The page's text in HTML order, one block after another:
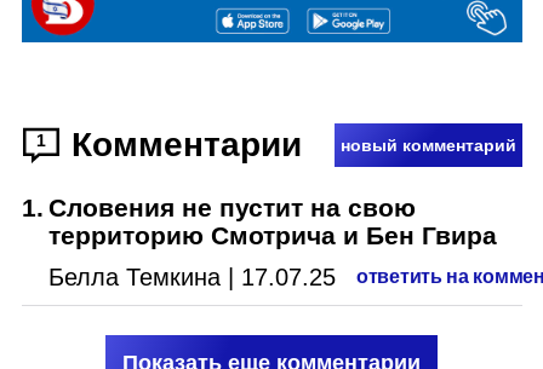
1 Комментарии новый комментарий
1. Словения не пустит на свою
территорию Смотрича и Бен Гвира
Белла Темкина 17.07.25 ответить на
Показать еще комментарии